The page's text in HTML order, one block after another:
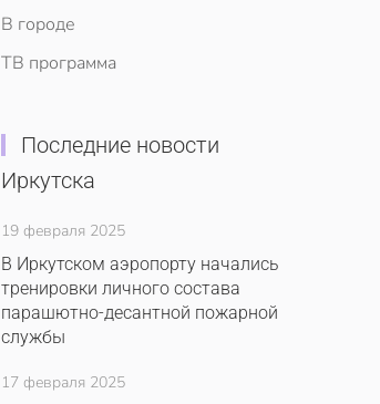
В городе
ТВ программа
Последние новости
Иркутска
19 февраля 2025
В Иркутском аэропорту начались
тренировки личного состава
парашютно-десантной пожарной
службы
17 февраля 2025